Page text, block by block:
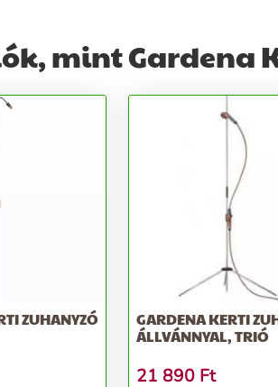
mint Gardena
ZUHANYZÓ
GARDENA KERTI
ÁLLVÁNNYAL, TRIÓ
21 890 Ft